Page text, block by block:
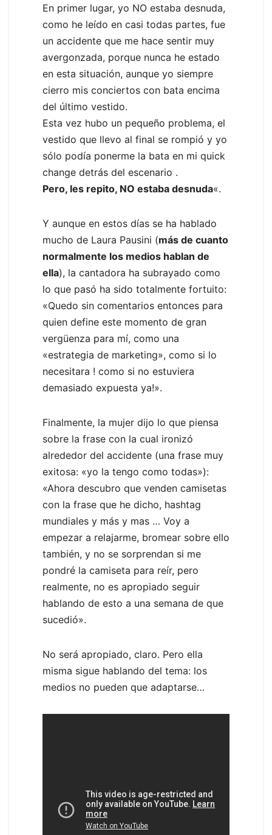
En primer lugar, yo NO estaba desnuda,
como he leído en casi todas partes, fue
un accidente que me hace sentir muy
avergonzada, porque nunca he estado
en esta situación, aunque yo siempre
cierro mis conciertos con bata encima
del último vestido.
Esta vez hubo un pequeño problema, el
vestido que llevo al final se rompió y yo
sólo podía ponerme la bata en mi quick
change detrás del escenario .
Pero, les repito, NO estaba desnuda«.
Y aunque en estos días se ha hablado
mucho de Laura Pausini (más de cuanto
normalmente los medios hablan de
ella), la cantadora ha subrayado como
lo que pasó ha sido totalmente fortuito:
«Quedo sin comentarios entonces para
quien define este momento de gran
vergüenza para mí, como una
«estrategia de marketing», como si lo
necesitara ! como si no estuviera
demasiado expuesta ya!».
Finalmente, la mujer dijo lo que piensa
sobre la frase con la cual ironizó
alrededor del accidente (una frase muy
exitosa: «yo la tengo como todas»):
«Ahora descubro que venden camisetas
con la frase que he dicho, hashtag
mundiales y más y mas … Voy a
empezar a relajarme, bromear sobre ello
también, y no se sorprendan si me
pondré la camiseta para reír, pero
realmente, no es apropiado seguir
hablando de esto a una semana de que
sucedió».
No será apropiado, claro. Pero ella
misma sigue hablando del tema: los
medios no pueden que adaptarse…